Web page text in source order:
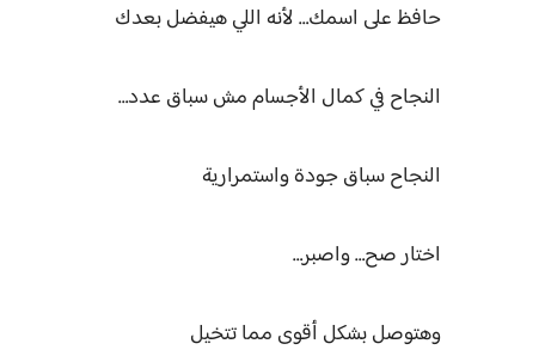
حافظ على اسمك… لأنه اللي هيفضل بعدك
النجاح في كمال الأجسام مش سباق عدد…
النجاح سباق جودة واستمرارية
اختار صح… واصبر…
وهتوصل بشكل أقوى مما تتخيل